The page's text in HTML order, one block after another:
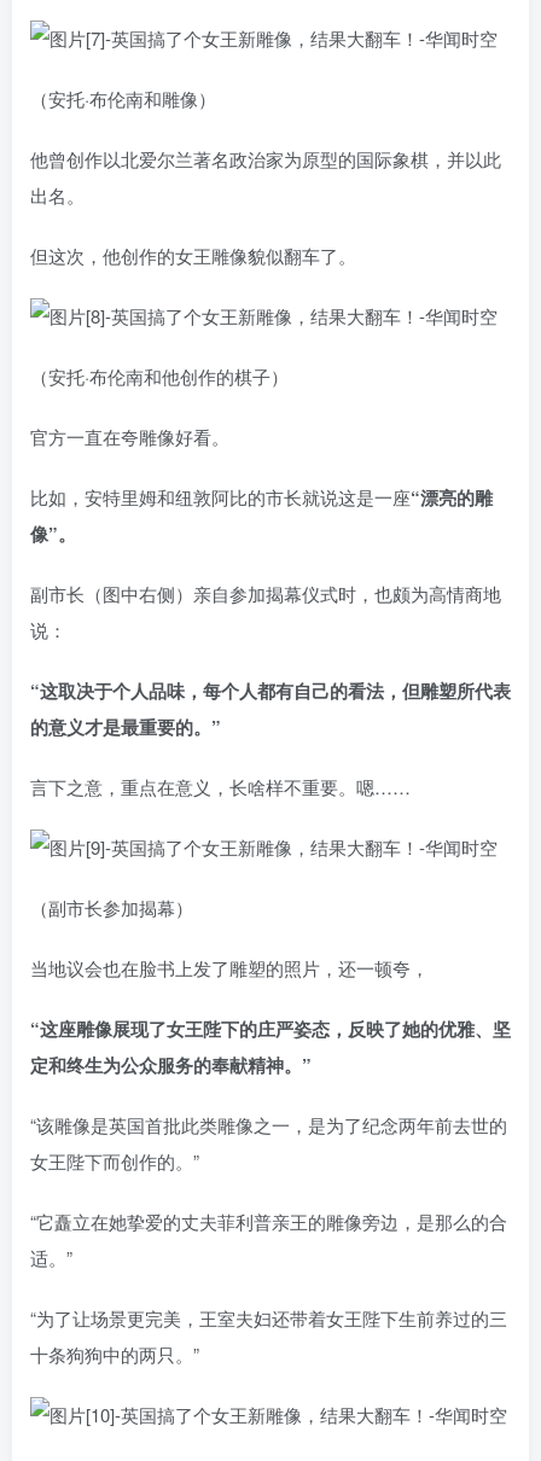
（安托·布伦南和雕像）
他曾创作以北爱尔兰著名政治家为原型的国际象棋，并以此
出名。
但这次，他创作的女王雕像貌似翻车了。
（安托·布伦南和他创作的棋子）
官方一直在夸雕像好看。
比如，安特里姆和纽敦阿比的市长就说这是一座“漂亮的雕
像”。
副市长（图中右侧）亲自参加揭幕仪式时，也颇为高情商地
说：
“这取决于个人品味，每个人都有自己的看法，但雕塑所代表
的意义才是最重要的。”
言下之意，重点在意义，长啥样不重要。嗯……
（副市长参加揭幕）
当地议会也在脸书上发了雕塑的照片，还一顿夸，
“这座雕像展现了女王陛下的庄严姿态，反映了她的优雅、坚
定和终生为公众服务的奉献精神。”
“该雕像是英国首批此类雕像之一，是为了纪念两年前去世的
女王陛下而创作的。”
“它矗立在她挚爱的丈夫菲利普亲王的雕像旁边，是那么的合
适。”
“为了让场景更完美，王室夫妇还带着女王陛下生前养过的三
十条狗狗中的两只。”